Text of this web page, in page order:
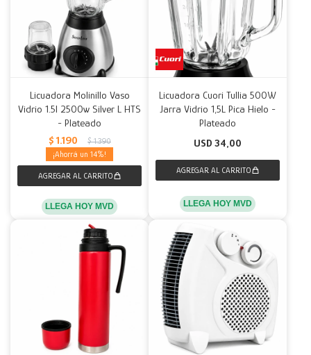
Licuadora Molinillo Vaso
Vidrio 1.5l 2500w Silver L HTS
- Plateado
$ 1.190 $ 1.390
14
LLEGA HOY MVD
Licuadora Cuori Tullia 500W
Jarra Vidrio 1,5L Pica Hielo -
Plateado
USD 34,00
LLEGA HOY MVD